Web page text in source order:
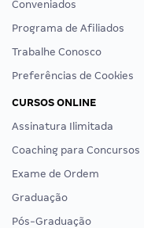
Conveniados
Programa de Afiliados
Trabalhe Conosco
Preferências de Cookies
CURSOS ONLINE
Assinatura Ilimitada
Coaching para Concursos
Exame de Ordem
Graduação
Pós-Graduação